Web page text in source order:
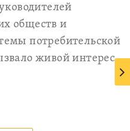
обществ и
потребительской
живой интерес